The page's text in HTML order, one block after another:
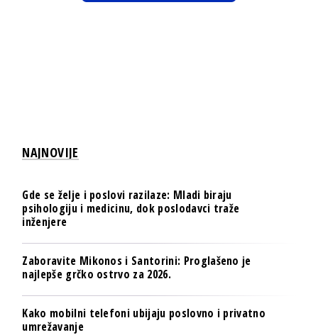
NAJNOVIJE
Gde se želje i poslovi razilaze: Mladi biraju
psihologiju i medicinu, dok poslodavci traže
inženjere
Zaboravite Mikonos i Santorini: Proglašeno je
najlepše grčko ostrvo za 2026.
Kako mobilni telefoni ubijaju poslovno i privatno
umrežavanje